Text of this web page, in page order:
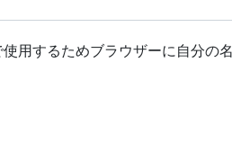
用するためブラウザーに自分の